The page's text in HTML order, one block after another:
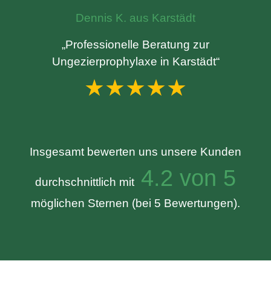
Dennis K. aus Karstädt
„Professionelle Beratung zur
Ungezierprophylaxe in Karstädt“
★★★★★
Insgesamt bewerten uns unsere Kunden
durchschnittlich mit 4.2 von 5
möglichen Sternen (bei 5 Bewertungen).